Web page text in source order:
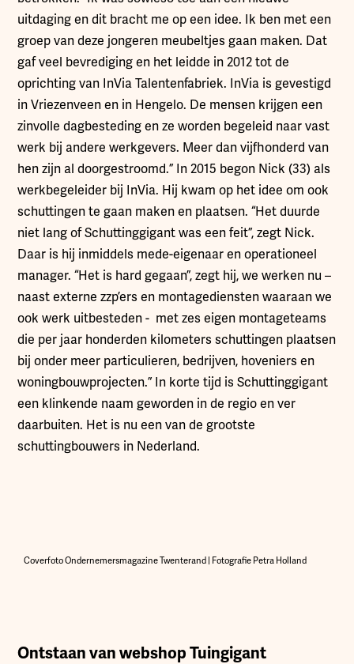
uitdaging en dit bracht me op een idee. Ik ben met een
groep van deze jongeren meubeltjes gaan maken. Dat
gaf veel bevrediging en het leidde in 2012 tot de
oprichting van InVia Talentenfabriek. InVia is gevestigd
in Vriezenveen en in Hengelo. De mensen krijgen een
zinvolle dagbesteding en ze worden begeleid naar vast
werk bij andere werkgevers. Meer dan vijfhonderd van
hen zijn al doorgestroomd.” In 2015 begon Nick (33) als
werkbegeleider bij InVia. Hij kwam op het idee om ook
schuttingen te gaan maken en plaatsen. “Het duurde
niet lang of Schuttinggigant was een feit”, zegt Nick.
Daar is hij inmiddels mede-eigenaar en operationeel
manager. “Het is hard gegaan”, zegt hij, we werken nu –
naast externe zzp’ers en montagediensten waaraan we
ook werk uitbesteden - met zes eigen montageteams
die per jaar honderden kilometers schuttingen plaatsen
bij onder meer particulieren, bedrijven, hoveniers en
woningbouwprojecten.” In korte tijd is Schuttinggigant
een klinkende naam geworden in de regio en ver
daarbuiten. Het is nu een van de grootste
schuttingbouwers in Nederland.
Coverfoto Ondernemersmagazine Twenterand | Fotografie Petra Holland
Ontstaan van webshop Tuingigant